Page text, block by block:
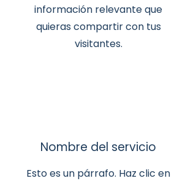
información relevante que
quieras compartir con tus
visitantes.
Nombre del servicio
Esto es un párrafo. Haz clic en